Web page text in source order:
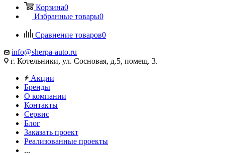
Корзина0
Избранные товары0
Сравнение товаров0
info@sherpa-auto.ru
г. Котельники, ул. Сосновая, д.5, помещ. 3.
Акции
Бренды
О компании
Контакты
Сервис
Блог
Заказать проект
Реализованные проекты
...